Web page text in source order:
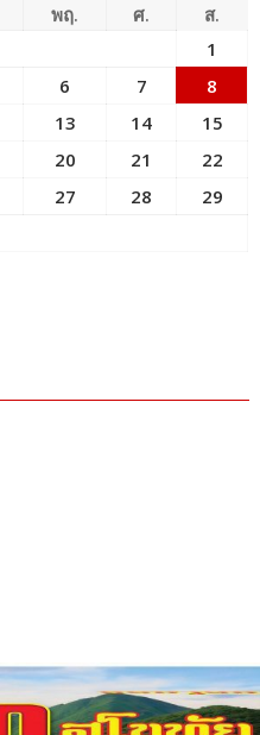
พฤ. ศ.
ส.
1
6 7
8
13 14
15
20 21
22
27 28
29